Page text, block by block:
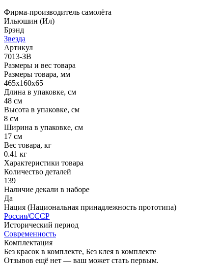
Фирма-производитель самолёта
Ильюшин (Ил)
Брэнд
Звезда
Артикул
7013-ЗВ
Размеры и вес товара
Размеры товара, мм
465х160х65
Длина в упаковке, см
48 см
Высота в упаковке, см
8 см
Ширина в упаковке, см
17 см
Вес товара, кг
0.41 кг
Характеристики товара
Количество деталей
139
Наличие декали в наборе
Да
Нация (Национальная принадлежность прототипа)
Россия/СССР
Исторический период
Современность
Комплектация
Без красок в комплекте, Без клея в комплекте
Отзывов ещё нет — ваш может стать первым.